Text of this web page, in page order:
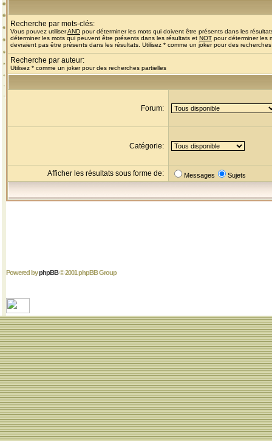
Recherche par mots-clés:
Vous pouvez utiliserAND pour déterminer les mots qui doivent être présents dans les
déterminer les mots qui peuvent être présents dans les résultats et NOT pour déterminer les
devraient pas être présents dans les résultats. Utilisez * comme un joker pour des
Recherche par auteur:
Utilisez * comme un joker pour des recherches partielles
Forum:
Catégorie:
Afficher les résultats sous forme de: Messages Sujets
Powered byphpBB© 2001 phpBB Group